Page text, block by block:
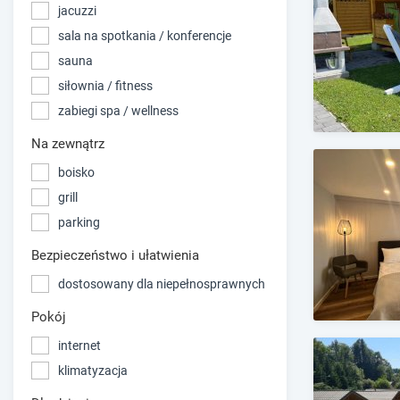
jacuzzi
sala na spotkania / konferencje
sauna
siłownia / fitness
zabiegi spa / wellness
Na zewnątrz
boisko
grill
parking
Bezpieczeństwo i ułatwienia
dostosowany dla niepełnosprawnych
Pokój
internet
klimatyzacja